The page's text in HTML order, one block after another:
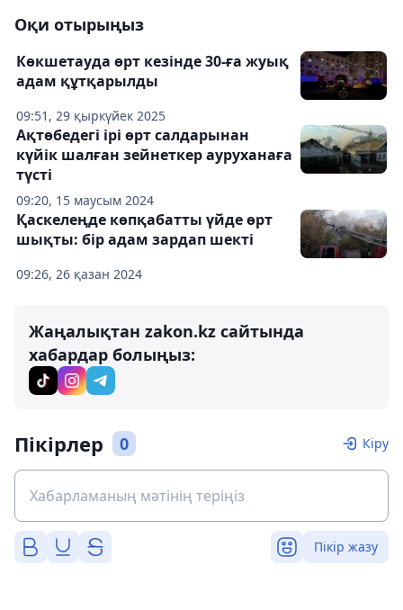
Оқи отырыңыз
09:51, 29 қыркүйек 2025
Көкшетауда өрт кезінде 30-ға жуық
адам құтқарылды
09:20, 15 маусым 2024
Ақтөбедегі ірі өрт салдарынан
күйік шалған зейнеткер ауруханаға
түсті
09:26, 26 қазан 2024
Қаскелеңде көпқабатты үйде өрт
шықты: бір адам зардап шекті
Жаңалықтан zakon.kz сайтында
хабардар болыңыз:
Пікірлер 0 Кіру
Пікір жазу